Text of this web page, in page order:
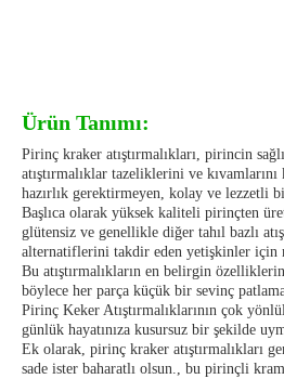
Ürün Tanımı:
Pirinç kraker atıştırmalıkları, pirincin
atıştırmalıklar tazeliklerini ve
hazırlık gerektirmeyen, kolay ve lezzetli
Başlıca olarak yüksek kaliteli pirinçten
glütensiz ve genellikle diğer tahıl bazlı
alternatiflerini takdir eden yetişkinler için
Bu atıştırmalıkların en belirgin
böylece her parça küçük bir sevinç
Pirinç Keker Atıştırmalıklarının çok
günlük hayatınıza kusursuz bir şekilde
Ek olarak, pirinç kraker atıştırmalıkları
sade ister baharatlı olsun., bu pirinçli